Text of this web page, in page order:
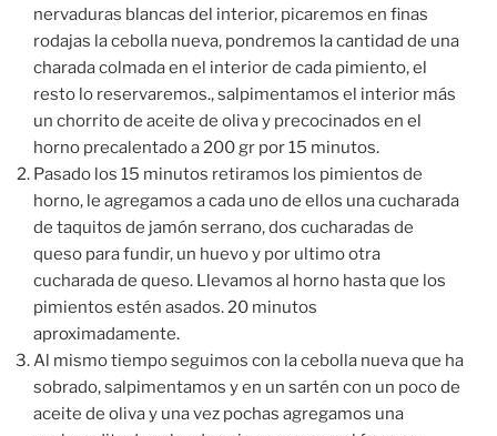
nervaduras blancas del interior, picaremos en finas
rodajas la cebolla nueva, pondremos la cantidad de una
charada colmada en el interior de cada pimiento, el
resto lo reservaremos., salpimentamos el interior más
un chorrito de aceite de oliva y precocinados en el
horno precalentado a 200 gr por 15 minutos.
Pasado los 15 minutos retiramos los pimientos de
horno, le agregamos a cada uno de ellos una cucharada
de taquitos de jamón serrano, dos cucharadas de
queso para fundir, un huevo y por ultimo otra
cucharada de queso. Llevamos al horno hasta que los
pimientos estén asados. 20 minutos
aproximadamente.
Al mismo tiempo seguimos con la cebolla nueva que ha
sobrado, salpimentamos y en un sartén con un poco de
aceite de oliva y una vez pochas agregamos una